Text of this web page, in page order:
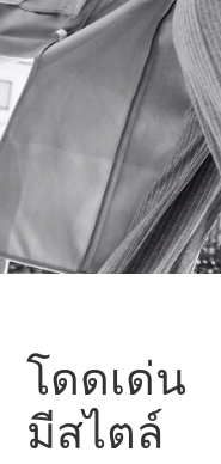
โดดเด่น
มีสไตล์